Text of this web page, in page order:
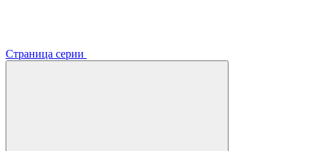
Страница серии